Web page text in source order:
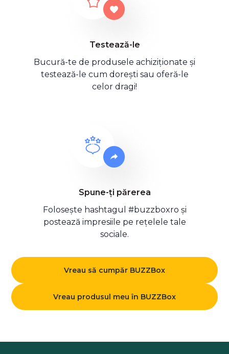
Testează-le
Bucură-te de produsele achiziționate și
testează-le cum dorești sau oferă-le
celor dragi!
Spune-ți părerea
Folosește hashtagul #buzzboxro și
postează impresiile pe rețelele tale
sociale.
Vreau să cumpăr BUZZBox
Vreau produsul meu în BUZZBox